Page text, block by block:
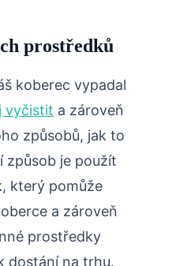
prostředků
koberec vypadal
vyčistit a zároveň
způsobů, jak to
způsob je použít
který pomůže
a zároveň
prostředky
dostání na trhu.